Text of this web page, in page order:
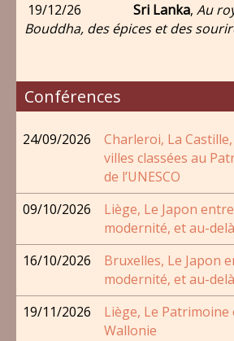
19/12/26 Sri Lanka, Au
Bouddha, des épices et des
Conférences
24/09/2026
Charleroi, La
villes classées au
de l’UNESCO
09/10/2026
Liège, Le Japon
modernité, et au-
16/10/2026
Bruxelles, Le Japon
modernité, et au-
19/11/2026
Liège, Le
Wallonie